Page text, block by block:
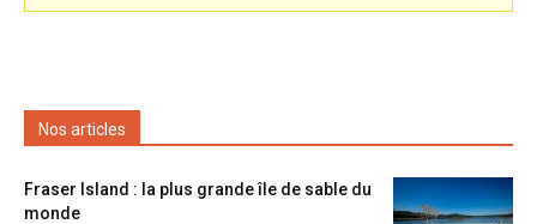
Nos articles
Fraser Island : la plus grande île de sable du
monde